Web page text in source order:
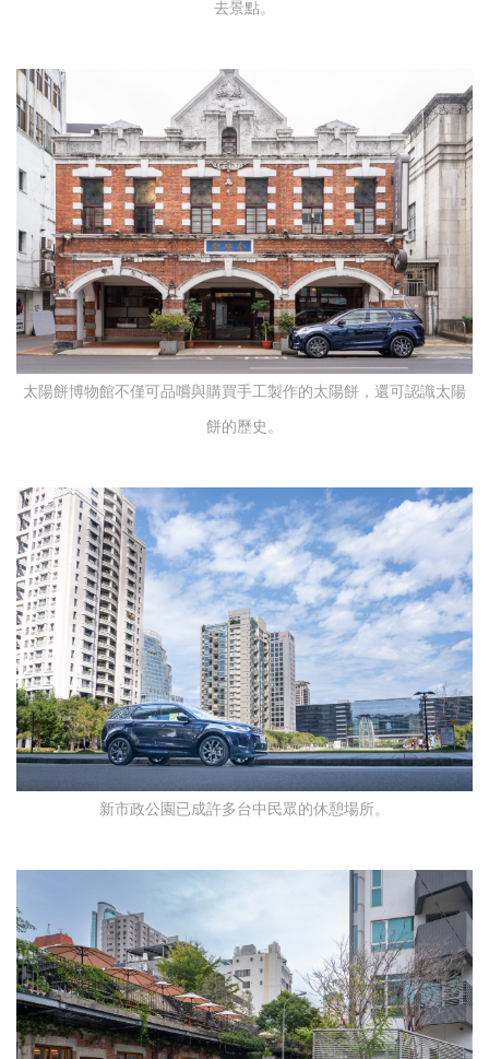
去景點。
太陽餅博物館不僅可品嚐與購買手工製作的太陽餅，還可認識太陽
餅的歷史。
新市政公園已成許多台中民眾的休憩場所。